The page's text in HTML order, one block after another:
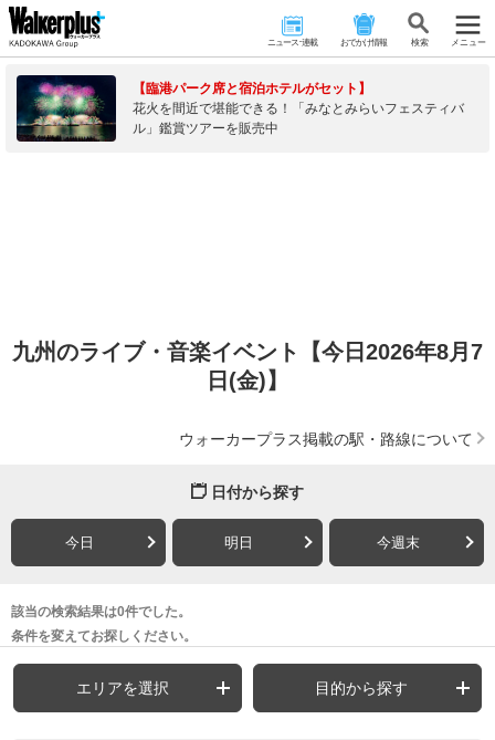
ニュース･連載 おでかけ情報 検 索 メニュー
【臨港パーク席と宿泊ホテルがセット】
花火を間近で堪能できる！「みなとみらいフェスティバ
ル」鑑賞ツアーを販売中
九州のライブ・音楽イベント【今日2026年8月7
日(金)】
ウォーカープラス掲載の駅・路線について
日付から探す
今日 明日 今週末
該当の検索結果は0件でした。
条件を変えてお探しください。
エリアを選択 目的から探す